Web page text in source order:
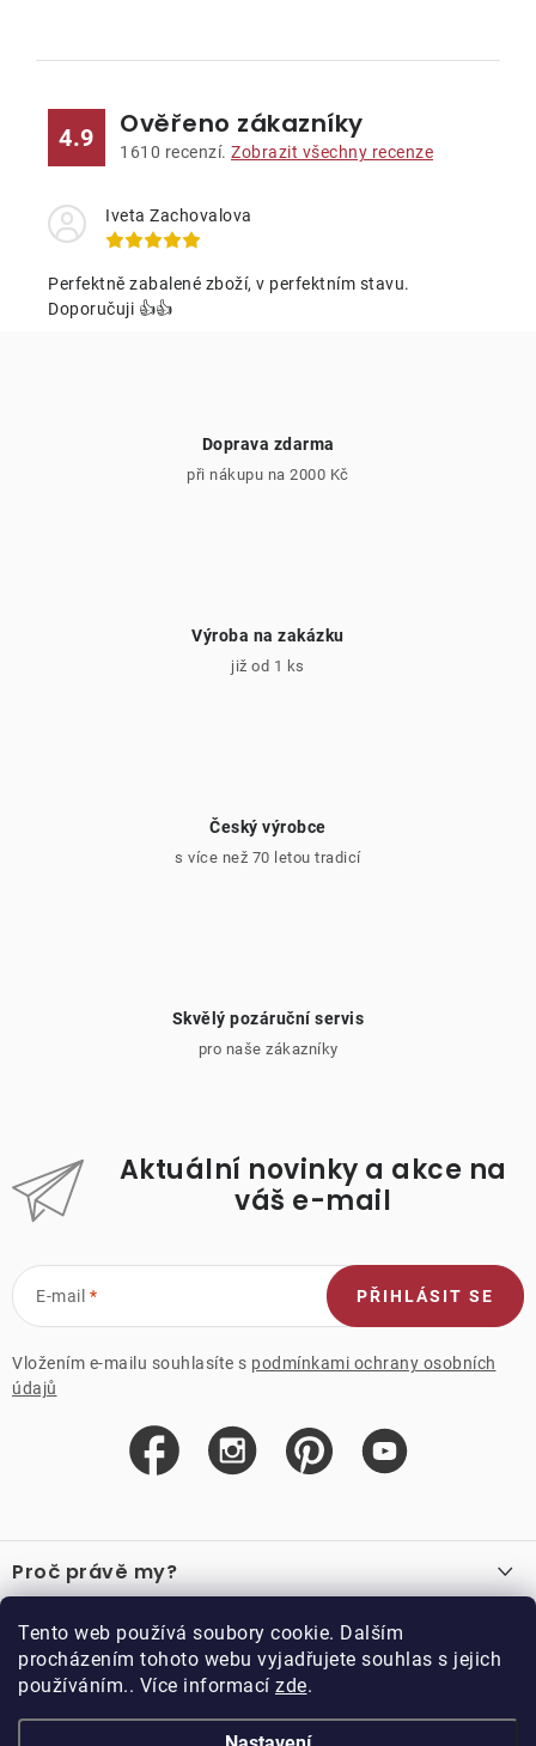
Tento web používá soubory cookie. Dalším
procházením tohoto webu vyjadřujete souhlas s jejich
používáním.. Více informací zde.
4.9 Ověřeno zákazníky
1610 recenzí. Zobrazit všechny recenze
Iveta Zachovalova
Perfektně zabalené zboží, v perfektním stavu.
Doporučuji 👍👍
Doprava zdarma
při nákupu na 2000 Kč
Výroba na zakázku
již od 1 ks
Český výrobce
s více než 70 letou tradicí
Skvělý pozáruční servis
pro naše zákazníky
Aktuální novinky a akce na
váš e-mail
E-mail
Vložením e-mailu souhlasíte s podmínkami ochrany osobních
údajů
PŘIHLÁSIT SE
á
p
a
Proč právě my?
Recenze
Důležité odkazy
Velkoobchod
Vzorková prodejna
O nákupu